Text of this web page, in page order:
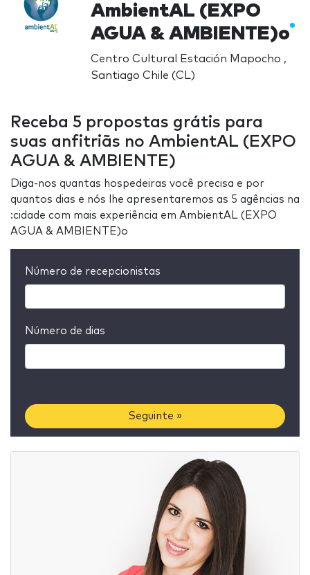
AmbientAL (EXPO
AGUA & AMBIENTE)o
Centro Cultural Estación Mapocho ,
Santiago Chile (CL)
Receba 5 propostas grátis para
suas anfitriãs no AmbientAL (EXPO
AGUA & AMBIENTE)
Diga-nos quantas hospedeiras você precisa e por
quantos dias e nós lhe apresentaremos as 5 agências na
:cidade com mais experiência em AmbientAL (EXPO
AGUA & AMBIENTE)o
Número de recepcionistas
Número de dias
Seguinte »